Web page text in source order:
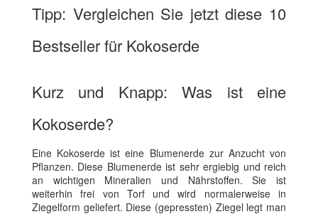
Tipp: Vergleichen Sie jetzt diese 10
Bestseller für Kokoserde
Kurz und Knapp: Was ist eine
Kokoserde?
Eine Kokoserde ist eine Blumenerde zur Anzucht von
Pflanzen. Diese Blumenerde ist sehr ergiebig und reich
an wichtigen Mineralien und Nährstoffen. Sie ist
weiterhin frei von Torf und wird normalerweise in
Ziegelform geliefert. Diese (gepressten) Ziegel legt man